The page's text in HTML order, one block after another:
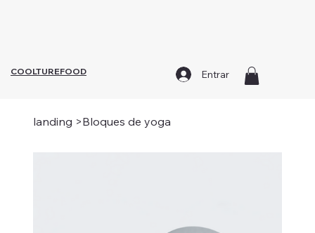
COOLTUREFOOD Entrar
landing >Bloques de yoga